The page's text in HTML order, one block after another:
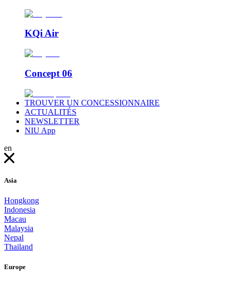
KQi Air
Concept 06
TROUVER UN CONCESSIONNAIRE
ACTUALITÉS
NEWSLETTER
NIU App
en
Asia
Hongkong
Indonesia
Macau
Malaysia
Nepal
Thailand
Europe